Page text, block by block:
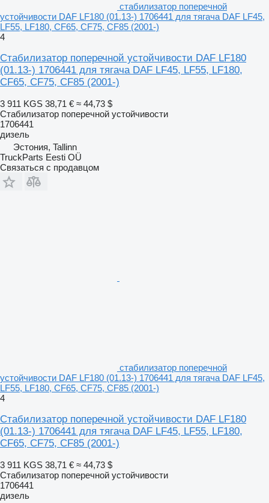
стабилизатор поперечной
устойчивости DAF LF180 (01.13-) 1706441 для тягача DAF LF45,
LF55, LF180, CF65, CF75, CF85 (2001-)
4
Стабилизатор поперечной устойчивости DAF LF180
(01.13-) 1706441 для тягача DAF LF45, LF55, LF180,
CF65, CF75, CF85 (2001-)
3 911 KGS 38,71 € ≈ 44,73 $
Стабилизатор поперечной устойчивости
1706441
дизель
Эстония, Tallinn
TruckParts Eesti OÜ
Связаться с продавцом
стабилизатор поперечной
устойчивости DAF LF180 (01.13-) 1706441 для тягача DAF LF45,
LF55, LF180, CF65, CF75, CF85 (2001-)
4
Стабилизатор поперечной устойчивости DAF LF180
(01.13-) 1706441 для тягача DAF LF45, LF55, LF180,
CF65, CF75, CF85 (2001-)
3 911 KGS 38,71 € ≈ 44,73 $
Стабилизатор поперечной устойчивости
1706441
дизель